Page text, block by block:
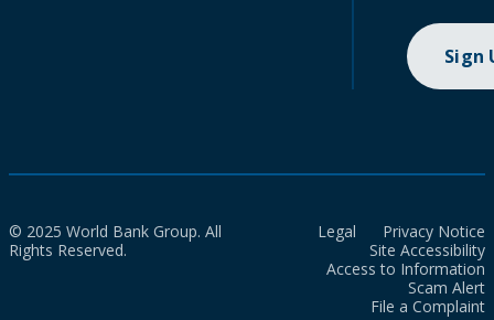
Sign
© 2025 World Bank Group. All
Rights Reserved.
Legal
Privacy Notice
Site Accessibility
Access to Information
Scam Alert
File a Complaint